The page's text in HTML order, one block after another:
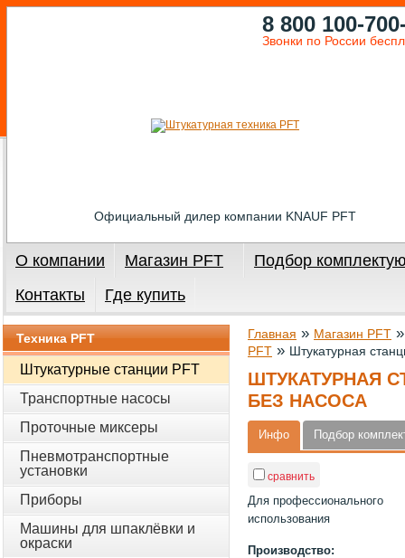
Официальный дилер компании KNAUF PFT
8 800 100-
Звонки по России
О компании Магазин PFT
Подбор
Контакты
Где купить
Главная » Магазин PFT
PFT » Штукатурная
ШТУКАТУРНАЯ
БЕЗ НАСОСА
Инфо Подбор
сравнить
Для профессионального
использования
Производство:
Техника PFT
Штукатурные станции PFT
Транспортные насосы
Проточные миксеры
Пневмотранспортные
установки
Приборы
Машины для шпаклёвки и
окраски